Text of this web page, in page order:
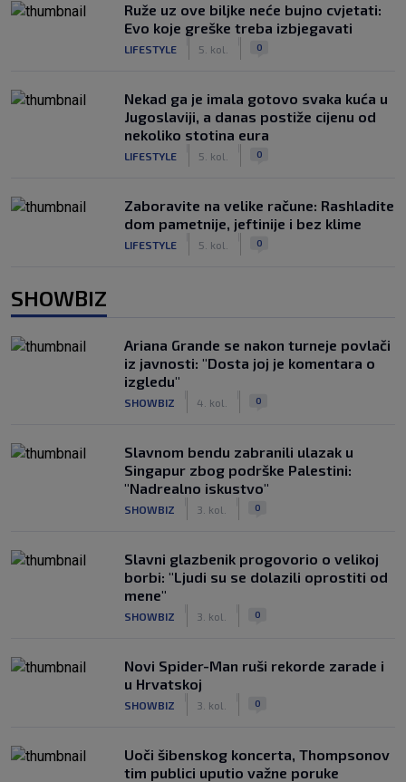
Ruže uz ove biljke neće bujno cvjetati:
Evo koje greške treba izbjegavati
LIFESTYLE 5. kol. 0
Nekad ga je imala gotovo svaka kuća u
Jugoslaviji, a danas postiže cijenu od
nekoliko stotina eura
LIFESTYLE 5. kol. 0
Zaboravite na velike račune: Rashladite
dom pametnije, jeftinije i bez klime
LIFESTYLE 5. kol. 0
SHOWBIZ
Ariana Grande se nakon turneje povlači
iz javnosti: "Dosta joj je komentara o
izgledu"
SHOWBIZ 4. kol. 0
Slavnom bendu zabranili ulazak u
Singapur zbog podrške Palestini:
"Nadrealno iskustvo"
SHOWBIZ 3. kol. 0
Slavni glazbenik progovorio o velikoj
borbi: "Ljudi su se dolazili oprostiti od
mene"
SHOWBIZ 3. kol. 0
Novi Spider-Man ruši rekorde zarade i
u Hrvatskoj
SHOWBIZ 3. kol. 0
Uoči šibenskog koncerta, Thompsonov
tim publici uputio važne poruke